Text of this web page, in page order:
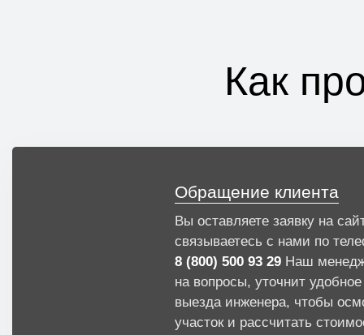
Как
Обращение клиента
Вы оставляете заявку на
связываетесь с нами по
8 (800) 500 93 29 Наш
на вопросы, уточнит
выезда инженера, чтобы
участок и рассчитать